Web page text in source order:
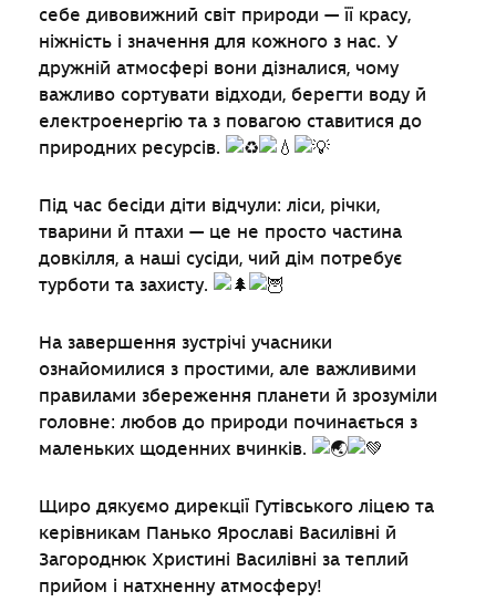
себе дивовижний світ природи — її красу,
ніжність і значення для кожного з нас. У
дружній атмосфері вони дізналися, чому
важливо сортувати відходи, берегти воду й
електроенергію та з повагою ставитися до
природних ресурсів.
Під час бесіди діти відчули: ліси, річки,
тварини й птахи — це не просто частина
довкілля, а наші сусіди, чий дім потребує
турботи та захисту.
На завершення зустрічі учасники
ознайомилися з простими, але важливими
правилами збереження планети й зрозуміли
головне: любов до природи починається з
маленьких щоденних вчинків.
Щиро дякуємо дирекції Гутівського ліцею та
керівникам Панько Ярославі Василівні й
Загороднюк Христині Василівні за теплий
прийом і натхненну атмосферу!